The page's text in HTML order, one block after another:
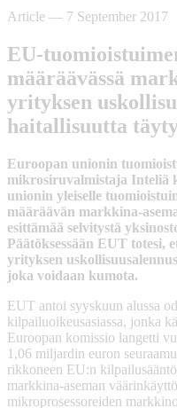
Article — 7 September 2017
EU-
määräävässä
yrityksen
haitallisuutta
Euroopan unionin
mikrosiruvalmistaja Inteliä
unionin yleiselle
määräävän markkina-
esittämää selvitystä
Päätöksessään EUT totesi,
yrityksen
joka voidaan kumota.
EUT antoi syyskuun alussa
kilpailuoikeusasiassa, jonka
Euroopan komissio langetti
1,06 miljardin euron
rikkoneen EU:n
markkina-aseman
mikroprosessoreiden